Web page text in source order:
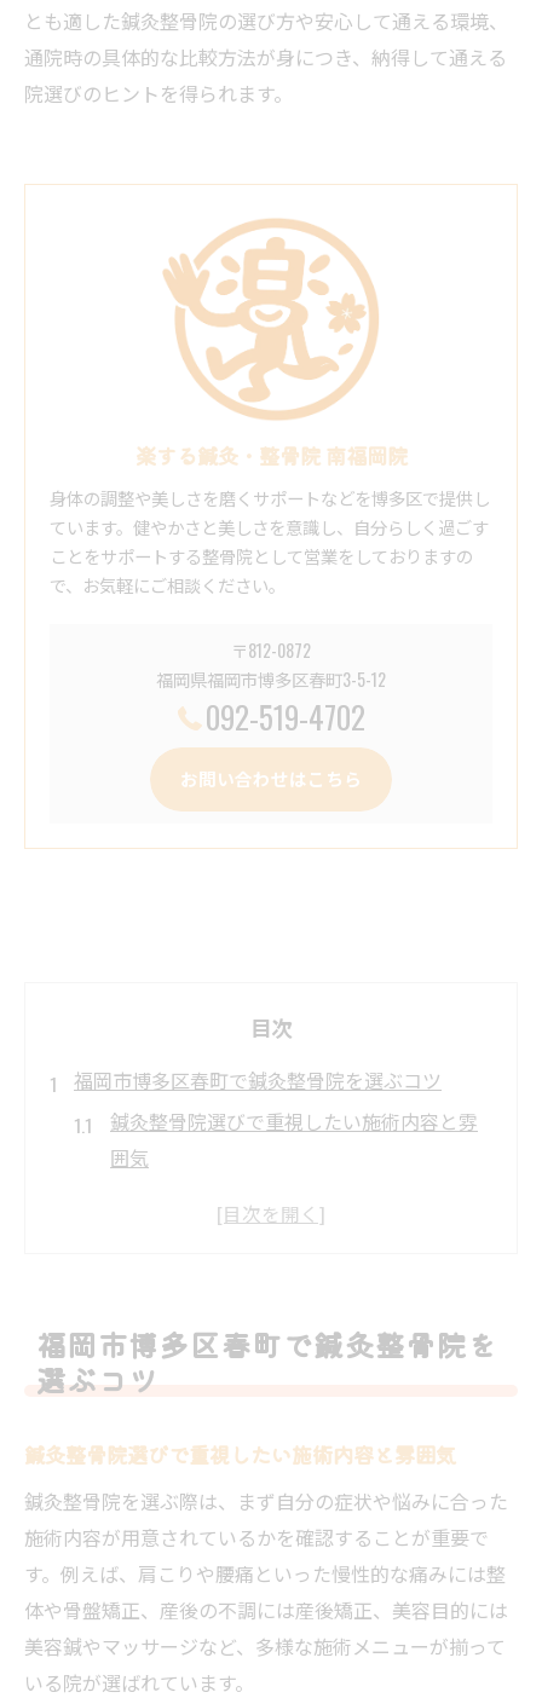
とも適した鍼灸整骨院の選び方や安心して通える環境、
通院時の具体的な比較方法が身につき、納得して通える
院選びのヒントを得られます。
楽する鍼灸・整骨院 南福岡院
身体の調整や美しさを磨くサポートなどを博多区で提供し
ています。健やかさと美しさを意識し、自分らしく過ごす
ことをサポートする整骨院として営業をしておりますの
で、お気軽にご相談ください。
〒812-0872
福岡県福岡市博多区春町3-5-12
092-519-4702
お問い合わせはこちら
目次
福岡市博多区春町で鍼灸整骨院を選ぶコツ
鍼灸整骨院選びで重視したい施術内容と雰
囲気
鍼灸整骨院の通いやすさを左右する予約体
制
選び
多彩なメニューが魅力の鍼灸整骨院体験談
鍼灸整骨院の多様な施術メニュー体験の感
想
美容から不調ケアまで鍼灸整骨院の幅広い
対応
福岡市博多区春町で鍼灸整骨院を
選ぶコツ
鍼灸整骨院選びで重視したい施術内容と雰囲気
鍼灸整骨院を選ぶ際は、まず自分の症状や悩みに合った
施術内容が用意されているかを確認することが重要で
す。例えば、肩こりや腰痛といった慢性的な痛みには整
体や骨盤矯正、産後の不調には産後矯正、美容目的には
美容鍼やマッサージなど、多様な施術メニューが揃って
いる院が選ばれています。